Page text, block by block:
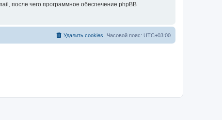
после чего программное обеспечение phpBB
Часовой пояс: UTC+03:00
Удалить cookies